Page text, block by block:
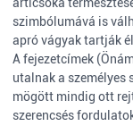
szimbólumává is
apró vágyak tartják
A fejezetcímek
utalnak a személyes
mögött mindig ott
szerencsés